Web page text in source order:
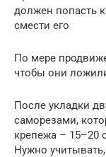
должен попасть
смести его
По мере
чтобы они
После укладки
саморезами,
крепежа – 15–20
Нужно